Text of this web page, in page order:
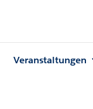
Veranstaltungen